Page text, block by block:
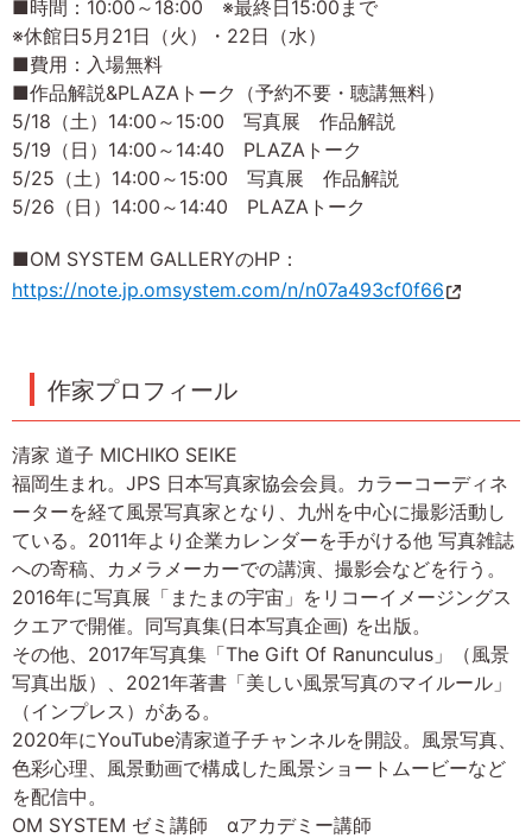
■時間：10:00～18:00 ※最終日15:00まで
※休館日5月21日（火）・22日（水）
■費用：入場無料
■作品解説&PLAZAトーク（予約不要・聴講無料）
5/18（土）14:00～15:00 写真展 作品解説
5/19（日）14:00～14:40 PLAZAトーク
5/25（土）14:00～15:00 写真展 作品解説
5/26（日）14:00～14:40 PLAZAトーク
■OM SYSTEM GALLERYのHP：
https://note.jp.omsystem.com/n/n07a493cf0f66
作家プロフィール
清家 道子 MICHIKO SEIKE
福岡生まれ。JPS 日本写真家協会会員。カラーコーディネ
ーターを経て風景写真家となり、九州を中心に撮影活動し
ている。2011年より企業カレンダーを手がける他 写真雑誌
への寄稿、カメラメーカーでの講演、撮影会などを行う。
2016年に写真展「またまの宇宙」をリコーイメージングス
クエアで開催。同写真集(日本写真企画) を出版。
その他、2017年写真集「The Gift Of Ranunculus」（風景
写真出版）、2021年著書「美しい風景写真のマイルール」
（インプレス）がある。
2020年にYouTube清家道子チャンネルを開設。風景写真、
色彩心理、風景動画で構成した風景ショートムービーなど
を配信中。
OM SYSTEM ゼミ講師 αアカデミー講師